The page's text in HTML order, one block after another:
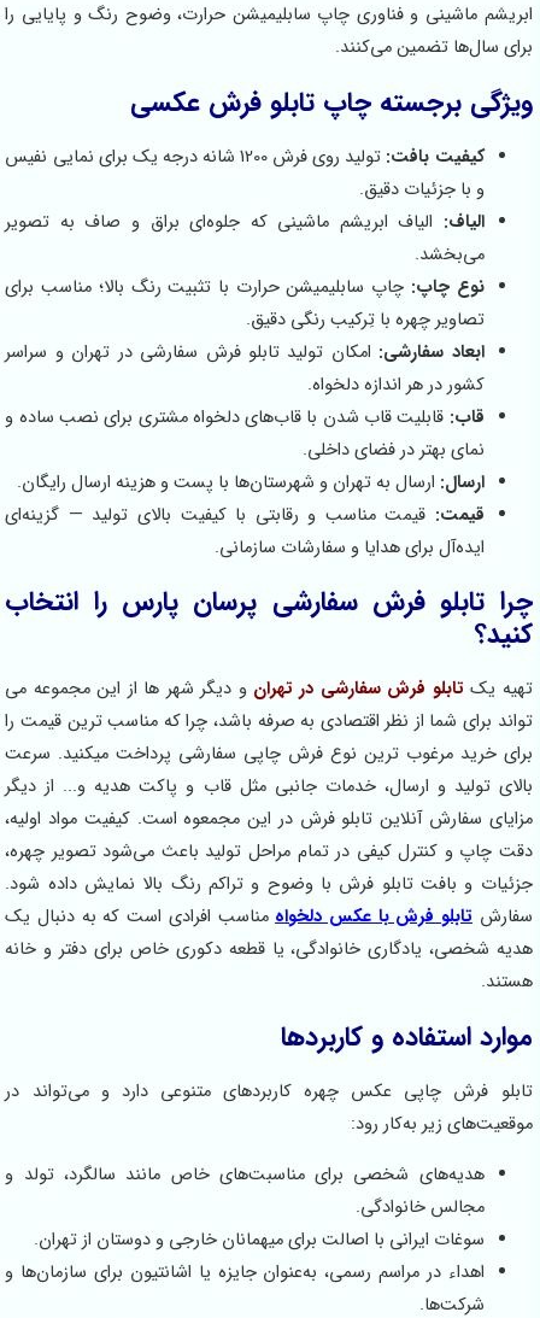
ابریشم ماشینی و فناوری چاپ سابلیمیشن حرارت، وضوح رنگ و پایایی را
برای سال‌ها تضمین می‌کنند.
ویژگی‌ برجسته چاپ تابلو فرش عکسی
کیفیت بافت:
تولید روی فرش 1200 شانه درجه یک برای نمایی نفیس
و با جزئیات دقیق.
الیاف: الیاف ابریشم ماشینی که جلوه‌ای براق و صاف به تصویر
می‌بخشد.
نوع چاپ: چاپ سابلیمیشن حرارت با تثبیت رنگ بالا؛ مناسب برای
تصاویر چهره با تِرکیب رنگی دقیق.
ابعاد سفارشی: امکان تولید تابلو فرش سفارشی در تهران و سراسر
کشور در هر اندازه دلخواه.
قاب: قابلیت قاب شدن با قاب‌های دلخواه مشتری برای نصب ساده و
نمای بهتر در فضای داخلی.
ارسال: ارسال به تهران و شهرستان‌ها با پست و هزینه ارسال رایگان.
قیمت: قیمت مناسب و رقابتی با کیفیت بالای تولید — گزینه‌ای
ایده‌آل برای هدایا و سفارشات سازمانی.
چرا تابلو فرش سفارشی پرسان پارس را انتخاب
کنید؟
تهیه یک تابلو فرش سفارشی در تهران و دیگر شهر ها از این مجموعه می
تواند برای شما از نظر اقتصادی به صرفه باشد، چرا که مناسب ترین قیمت را
برای خرید مرغوب ترین نوع فرش چاپی سفارشی پرداخت میکنید. سرعت
بالای تولید و ارسال، خدمات جانبی مثل قاب و پاکت هدیه و... از دیگر
مزایای سفارش آنلاین تابلو فرش در این مجمعوه است. کیفیت مواد اولیه،
دقت چاپ و کنترل کیفی در تمام مراحل تولید باعث می‌شود تصویر چهره،
جزئیات و بافت تابلو فرش با وضوح و تراکم رنگ بالا نمایش داده شود.
سفارشتابلو فرش با عکس دلخواهمناسب افرادی است که به دنبال یک
هدیه شخصی، یادگاری خانوادگی، یا قطعه دکوری خاص برای دفتر و خانه
هستند.
موارد استفاده و کاربردها
تابلو فرش چاپی عکس چهره کاربردهای متنوعی دارد و می‌تواند در
موقعیت‌های زیر به‌کار رود:
هدیه‌های شخصی برای مناسبت‌های خاص مانند سالگرد، تولد و
مجالس خانوادگی.
سوغات ایرانی با اصالت برای میهمانان خارجی و دوستان از تهران.
اهداء در مراسم رسمی، به‌عنوان جایزه یا اشانتیون برای سازمان‌ها و
شرکت‌ها.